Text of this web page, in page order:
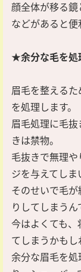
顔全体が移る
などがあると便
★余分な毛を処
眉毛を整える
を処理します。
眉毛処理に毛
きは禁物。
毛抜きで無理
ジを与えてしま
そのせいで毛
りしてしまうん
今はよくても
てしまうかもし
余分な眉毛を